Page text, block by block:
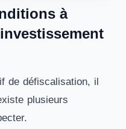
à
de défiscalisation, il
plusieurs